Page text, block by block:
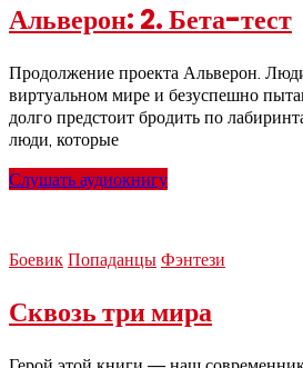
Альверон: 2. Бета-тест
Продолжение проекта Альверон.
виртуальном мире и безуспешно
долго предстоит бродить по
люди, которые
Слушать аудиокнигу
Боевик Попаданцы Фэнтези
Сквозь три мира